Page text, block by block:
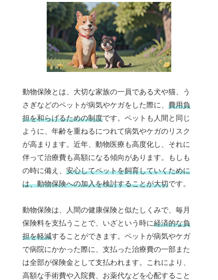
動物保険とは、大切な家族の一員である犬や猫、う
さぎなどのペットが病気やケガをした際に、 費用負
担を和らげるための制度です。ペットも人間と同じ
ように、年齢を重ねるにつれて病気やケガのリスク
が高まります。近年、動物医療も高度化し、それに
伴って治療費も高額になる傾向があります。もしも
の時に備え、 安心してペットを飼育していくために
は、動物保険への加入を検討することが大切です。
動物保険は、人間の健康保険と似たしくみで、毎月
保険料を支払うことで、いざという時に経済的な負
担を軽減することができます。ペットが病気やケガ
で病院にかかった際に、支払った治療費の一部また
は全部が保険金として支払われます。これにより、
高額な手術費や入院費、お薬代などを心配すること